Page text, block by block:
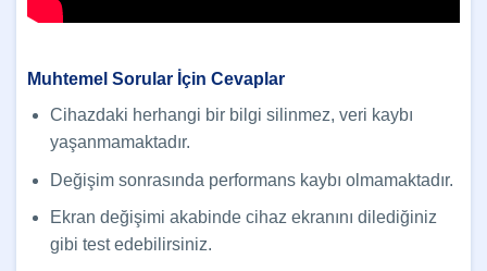
Muhtemel Sorular İçin Cevaplar
Cihazdaki herhangi bir bilgi silinmez, veri kaybı
yaşanmamaktadır.
Değişim sonrasında performans kaybı olmamaktadır.
Ekran değişimi akabinde cihaz ekranını dilediğiniz
gibi test edebilirsiniz.